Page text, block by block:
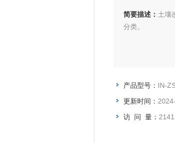
简要描述： 土壤
分类。
产品型号： IN-
更新时间：
访 问 量： 2141